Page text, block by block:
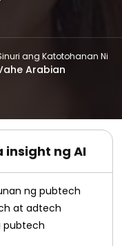
ang Katotohanan Ni
Arabian
ng AI
ng pubtech
at adtech
pubtech